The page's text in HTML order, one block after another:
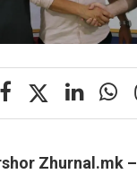
Zhurnal.mk –